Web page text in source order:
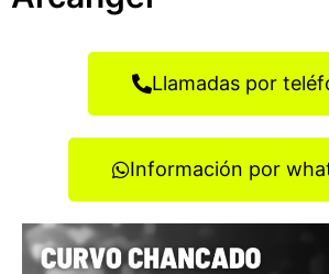
Llamadas por
Información por